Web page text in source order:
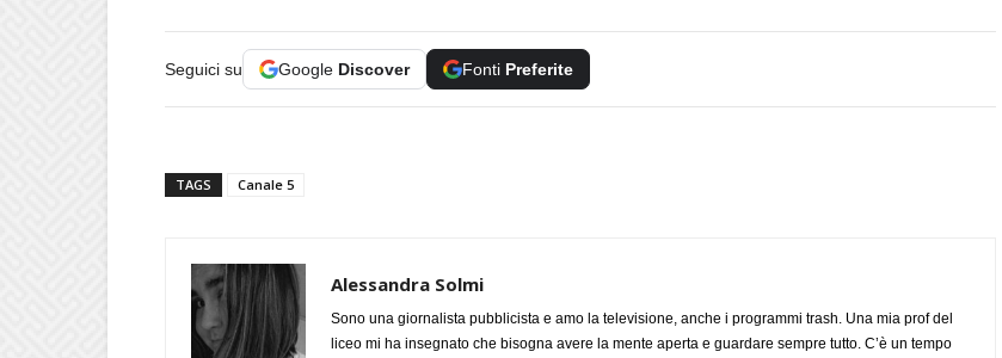
Seguici su Google Discover Fonti Preferite
TAGS Canale 5
Alessandra Solmi
Sono una giornalista pubblicista e amo la televisione, anche i programmi trash. Una mia prof del
liceo mi ha insegnato che bisogna avere la mente aperta e guardare sempre tutto. C’è un tempo